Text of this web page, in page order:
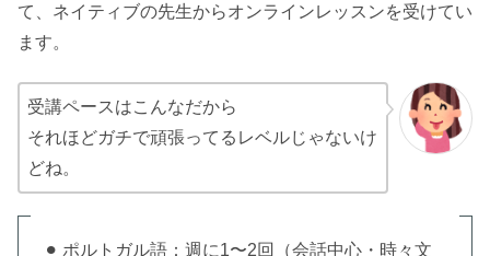
て、ネイティブの先生からオンラインレッスンを受けてい
ます。
受講ペースはこんなだから
それほどガチで頑張ってるレベルじゃないけ
どね。
⚫︎ ポルトガル語：週に1〜2回（会話中心・時々文